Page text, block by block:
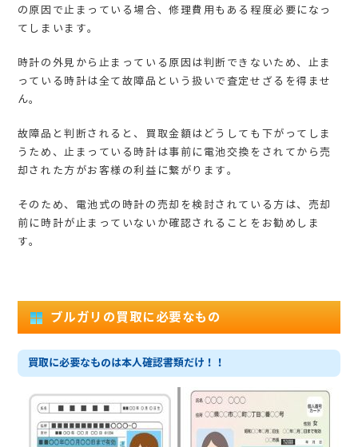
の原因で止まっている場合、修理費用もある程度必要になっ
てしまいます。
時計の外見から止まっている原因は判断できないため、止ま
っている時計は全て故障品という扱いで査定せざるを得ませ
ん。
故障品と判断されると、買取金額はどうしても下がってしま
うため、止まっている時計は事前に電池交換をされてから売
却された方がお客様の利益に繋がります。
そのため、電池式の時計の売却を検討されている方は、売却
前に時計が止まっていないか確認されることをお勧めしま
す。
ブルガリの買取に必要なもの
買取に必要なものは本人確認書類だけ！！